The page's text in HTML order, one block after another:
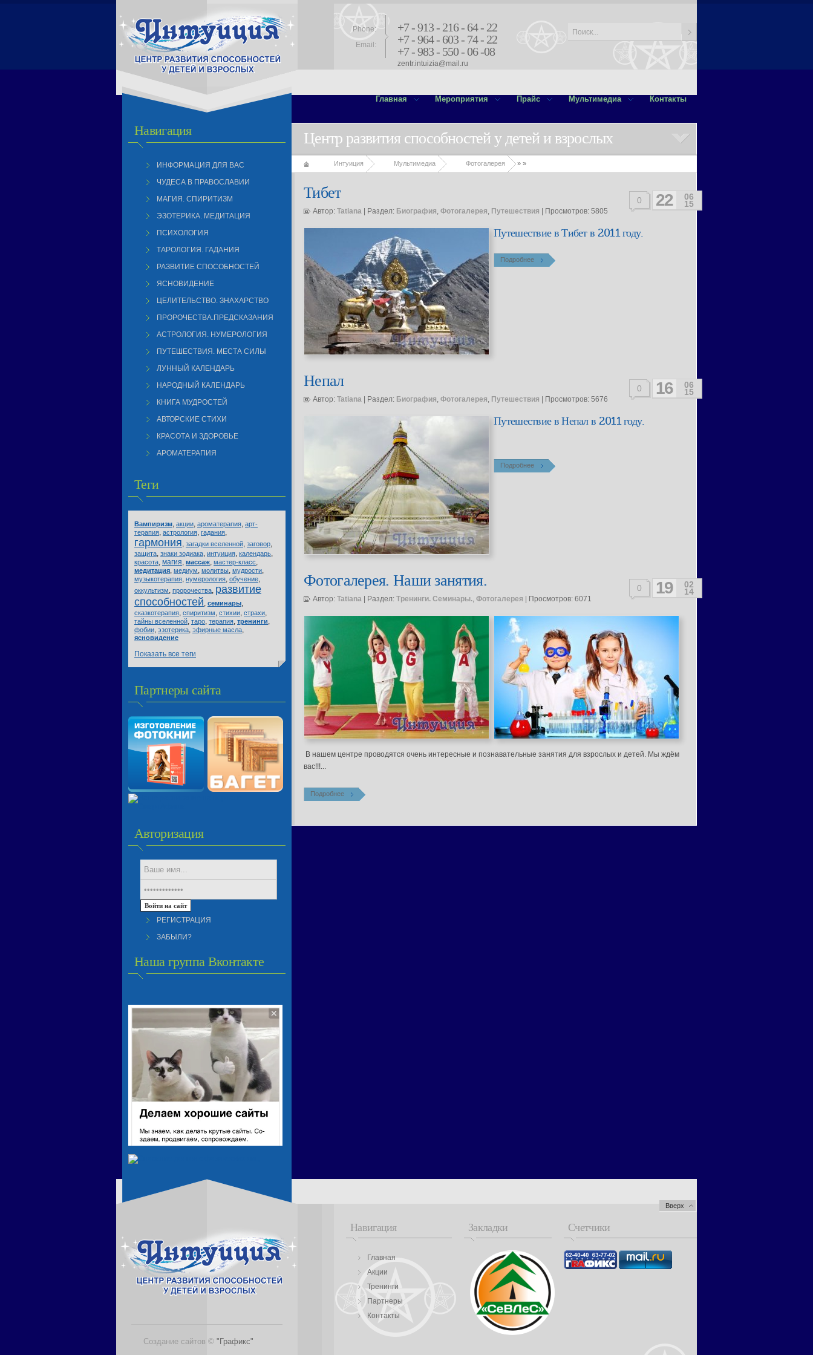
Phone:
Email:
+7 - 913 - 216 - 64 - 22
+7 - 964 - 603 - 74 - 22
+7 - 983 - 550 - 06 -08
zentr.intuizia@mail.ru
Главная Мероприятия Прайс Мультимедиа Контакты
Навигация
ИНФОРМАЦИЯ ДЛЯ ВАС
ЧУДЕСА В ПРАВОСЛАВИИ
МАГИЯ. СПИРИТИЗМ
ЭЗОТЕРИКА. МЕДИТАЦИЯ
ПСИХОЛОГИЯ
ТАРОЛОГИЯ. ГАДАНИЯ
РАЗВИТИЕ СПОСОБНОСТЕЙ
ЯСНОВИДЕНИЕ
ЦЕЛИТЕЛЬСТВО. ЗНАХАРСТВО
ПРОРОЧЕСТВА.ПРЕДСКАЗАНИЯ
АСТРОЛОГИЯ. НУМЕРОЛОГИЯ
ПУТЕШЕСТВИЯ. МЕСТА СИЛЫ
ЛУННЫЙ КАЛЕНДАРЬ
НАРОДНЫЙ КАЛЕНДАРЬ
КНИГА МУДРОСТЕЙ
АВТОРСКИЕ СТИХИ
КРАСОТА И ЗДОРОВЬЕ
АРОМАТЕРАПИЯ
Теги
Вампиризм, акции, ароматерапия, арт-
терапия, астрология, гадания,
гармония, загадки вселенной, заговор,
защита, знаки зодиака, интуиция, календарь,
красота, магия, массаж, мастер-класс,
медитация, медиум, молитвы, мудрости,
музыкотерапия, нумерология, обучение,
оккультизм, пророчества, развитие
способностей, семинары,
сказкотерапия, спиритизм, стихии, страхи,
тайны вселенной, таро, терапия, тренинги,
фобии, эзотерика, эфирные масла,
ясновидение
Показать все теги
Партнеры сайта
Авторизация
РЕГИСТРАЦИЯ
ЗАБЫЛИ?
Наша группа Вконтакте
Центр развития способностей у детей и взрослых
Интуиция »
Мультимедиа »
Фотогалерея
0 06
15
22
Тибет
Автор: Tatiana | Раздел: Биография, Фотогалерея, Путешествия | Просмотров: 5805
Путешествие в Тибет в 2011 году.
Подробнее
0 06
15
16
Непал
Автор: Tatiana | Раздел: Биография, Фотогалерея, Путешествия | Просмотров: 5676
Путешествие в Непал в 2011 году.
Подробнее
0 02
14
19
Фотогалерея. Наши занятия.
Автор: Tatiana | Раздел: Тренинги. Семинары., Фотогалерея | Просмотров: 6071
В нашем центре проводятся очень интересные и познавательные занятия для взрослых и детей. Мы ждём
вас!!!...
Подробнее
Вверх
Создание сайтов © "Графикс"
Навигация
Главная
Акции
Тренинги
Партнеры
Контакты
Закладки Счетчики